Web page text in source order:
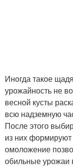
Иногда такое
урожайность не
весной кусты
всю надземную
После этого
из них формируют
омоложение
обильные урожаи